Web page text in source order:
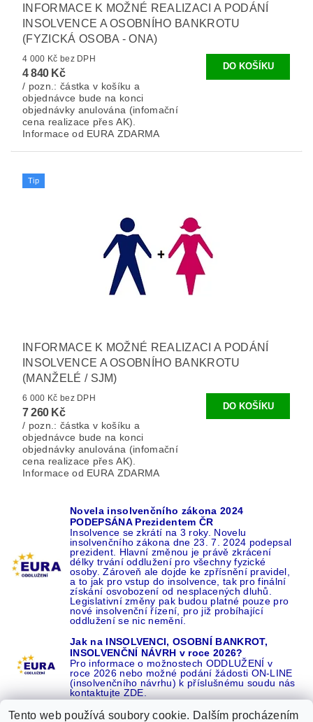
INFORMACE K MOŽNÉ REALIZACI A PODÁNÍ
INSOLVENCE A OSOBNÍHO BANKROTU
(FYZICKÁ OSOBA - ONA)
4 000 Kč bez DPH
4 840 Kč
/ pozn.: částka v košíku a
objednávce bude na konci
objednávky anulována (infomační
cena realizace přes AK).
Informace od EURA ZDARMA
Tip
INFORMACE K MOŽNÉ REALIZACI A PODÁNÍ
INSOLVENCE A OSOBNÍHO BANKROTU
(MANŽELÉ / SJM)
6 000 Kč bez DPH
7 260 Kč
/ pozn.: částka v košíku a
objednávce bude na konci
objednávky anulována (infomační
cena realizace přes AK).
Informace od EURA ZDARMA
Novela insolvenčního zákona 2024
PODEPSÁNA Prezidentem ČR
Insolvence se zkrátí na 3 roky. Novelu
insolvenčního zákona dne 23. 7. 2024 podepsal
prezident. Hlavní změnou je právě zkrácení
délky trvání oddlužení pro všechny fyzické
osoby. Zároveň ale dojde ke zpřísnění pravidel,
a to jak pro vstup do insolvence, tak pro finální
získání osvobození od nesplacených dluhů.
Legislativní změny pak budou platné pouze pro
nové insolvenční řízení, pro již probíhající
oddlužení se nic nemění.
Jak na INSOLVENCI, OSOBNÍ BANKROT,
INSOLVENČNÍ NÁVRH v roce 2026?
Pro informace o možnostech ODDLUŽENÍ v
roce 2026 nebo možné podání žádosti ON-LINE
(insolvenčního návrhu) k příslušnému soudu nás
kontaktujte ZDE.
Tento web používá soubory cookie. Dalším procházením